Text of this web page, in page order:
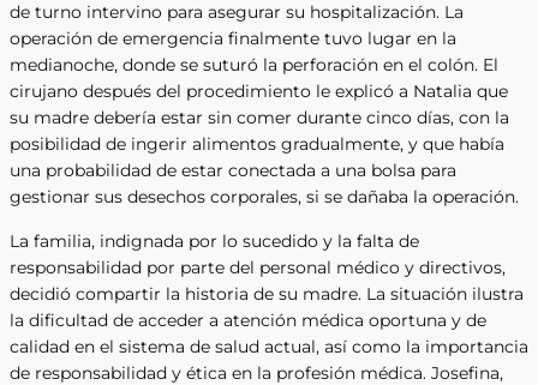
de turno intervino para asegurar su hospitalización. La
operación de emergencia finalmente tuvo lugar en la
medianoche, donde se suturó la perforación en el colón. El
cirujano después del procedimiento le explicó a Natalia que
su madre debería estar sin comer durante cinco días, con la
posibilidad de ingerir alimentos gradualmente, y que había
una probabilidad de estar conectada a una bolsa para
gestionar sus desechos corporales, si se dañaba la operación.
La familia, indignada por lo sucedido y la falta de
responsabilidad por parte del personal médico y directivos,
decidió compartir la historia de su madre. La situación ilustra
la dificultad de acceder a atención médica oportuna y de
calidad en el sistema de salud actual, así como la importancia
de responsabilidad y ética en la profesión médica. Josefina,